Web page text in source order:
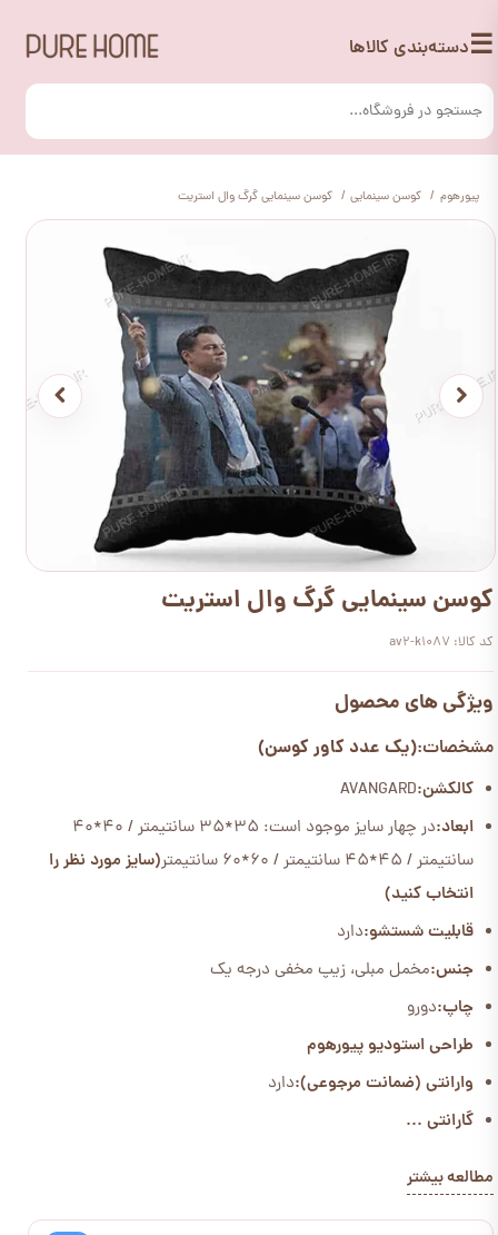
☰دسته‌بندی کالاها
پیورهوم کوسن سینمایی کوسن سینمایی گرگ وال استریت
کوسن سینمایی گرگ وال استریت
کد کالا: av2-k1087
ویژگی های محصول
مشخصات:(یک عدد کاور کوسن)
کالکشن:AVANGARD
ابعاد:
در چهار سایز موجود است: 35*35 سانتیمتر / 40*40
سانتیمتر / 45*45 سانتیمتر / 60*60 سانتیمتر
(سایز مورد نظر را
انتخاب کنید)
قابلیت شستشو:دارد
جنس:مخمل مبلی، زیپ مخفی درجه یک
چاپ:دورو
طراحی استودیو پیورهوم
وارانتی (ضمانت مرجوعی):دارد
گارانتی ...
مطالعه بیشتر